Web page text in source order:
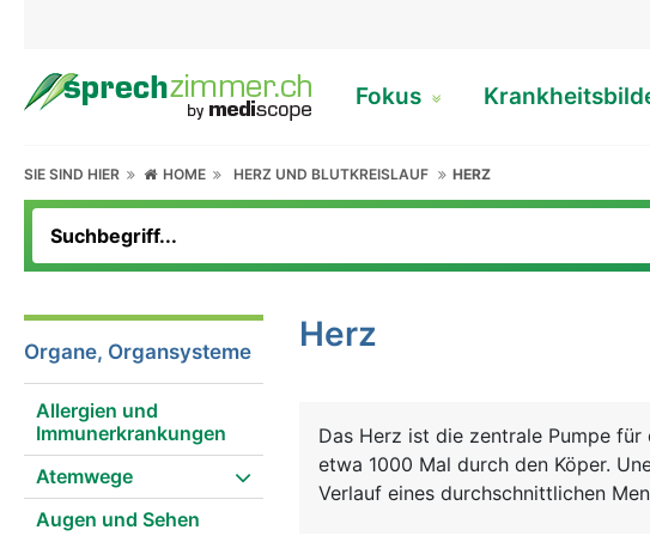
Fokus
SIE SIND HIER HOME HERZ UND BLUTKREISLAUF HERZ
Organe, Organsysteme
Allergien und
Immunerkrankungen
Atemwege
Augen und Sehen
Herz
Das Herz ist die zentrale Pumpe
etwa 1000 Mal durch den Köper.
Verlauf eines durchschnittlichen